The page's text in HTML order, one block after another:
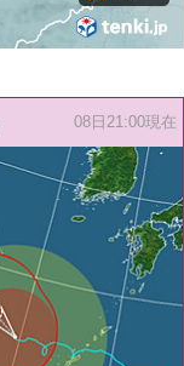
08日21:00現在